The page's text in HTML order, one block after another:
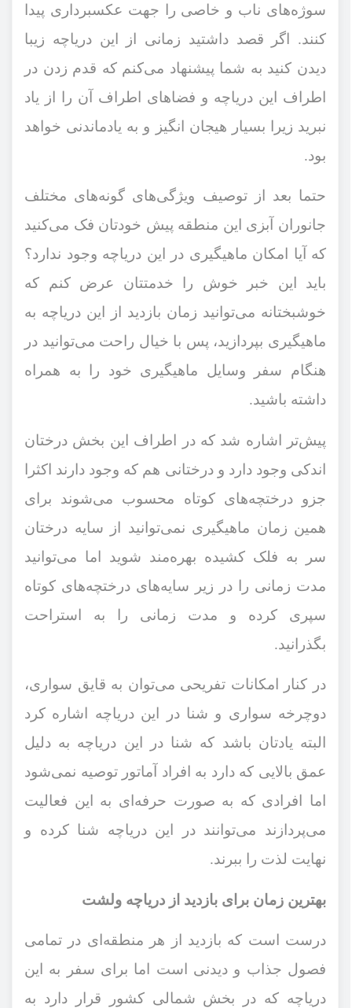
سوژه‌های ناب و خاصی را جهت عکسبرداری پیدا
کنند. اگر قصد داشتید زمانی از این دریاچه زیبا
دیدن کنید به شما پیشنهاد می‌کنم که قدم زدن در
اطراف این دریاچه و فضاهای اطراف آن را از یاد
نبرید زیرا بسیار هیجان انگیز و به یادماندنی خواهد
بود.
حتما بعد از توصیف ویژگی‌های گونه‌های مختلف
جانوران آبزی این منطقه پیش خودتان فک می‌کنید
که آیا امکان ماهیگیری در این دریاچه وجود ندارد؟
باید این خبر خوش را خدمتتان عرض کنم که
خوشبختانه می‌توانید زمان بازدید از این دریاچه به
ماهیگیری بپردازید، پس با خیال راحت می‌توانید در
هنگام سفر وسایل ماهیگیری خود را به همراه
داشته باشید.
پیش‌تر اشاره شد که در اطراف این بخش درختان
اندکی وجود دارد و درختانی هم که وجود دارند اکثرا
جزو درختچه‌های کوتاه محسوب می‌شوند برای
همین زمان ماهیگیری نمی‌توانید از سایه درختان
سر به فلک کشیده بهره‌مند شوید اما می‌توانید
مدت زمانی را در زیر سایه‌های درختچه‌های کوتاه
سپری کرده و مدت زمانی را به استراحت
بگذرانید.
در کنار امکانات تفریحی می‌توان به قایق سواری،
دوچرخه سواری و شنا در این دریاچه اشاره کرد
البته یادتان باشد که شنا در این دریاچه به دلیل
عمق بالایی که دارد به افراد آماتور توصیه نمی‌شود
اما افرادی که به صورت حرفه‌ای به این فعالیت
می‌پردازند می‌توانند در این دریاچه شنا کرده و
نهایت لذت را ببرند.
بهترین زمان برای بازدید از دریاچه ولشت
درست است که بازدید از هر منطقه‌ای در تمامی
فصول جذاب و دیدنی است اما برای سفر به این
دریاچه که در بخش شمالی کشور قرار دارد به